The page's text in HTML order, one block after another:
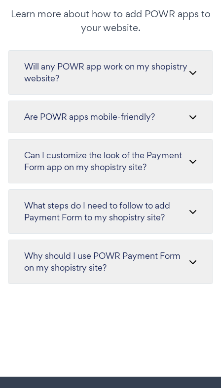
Learn more about how to add POWR apps to
your website.
Will any POWR app work on my shopistry
website?
Are POWR apps mobile-friendly?
Can I customize the look of the Payment
Form app on my shopistry site?
What steps do I need to follow to add
Payment Form to my shopistry site?
Why should I use POWR Payment Form
on my shopistry site?